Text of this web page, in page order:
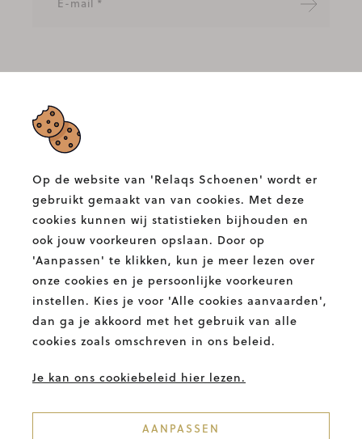
T.
054 58 82 00
E.
info@relaqs.be
Facebook
Relaqs
Schoenen
Instagram
Relaqs
Schoenen
BETALINGSMETHODES
Op de website van 'Relaqs Schoenen' wordt er
gebruikt gemaakt van van cookies. Met deze
cookies kunnen wij statistieken bijhouden en
ook jouw voorkeuren opslaan. Door op
'Aanpassen' te klikken, kun je meer lezen over
onze cookies en je persoonlijke voorkeuren
instellen. Kies je voor 'Alle cookies aanvaarden',
dan ga je akkoord met het gebruik van alle
cookies zoals omschreven in ons beleid.
Je kan ons cookiebeleid hier lezen.
AANPASSEN